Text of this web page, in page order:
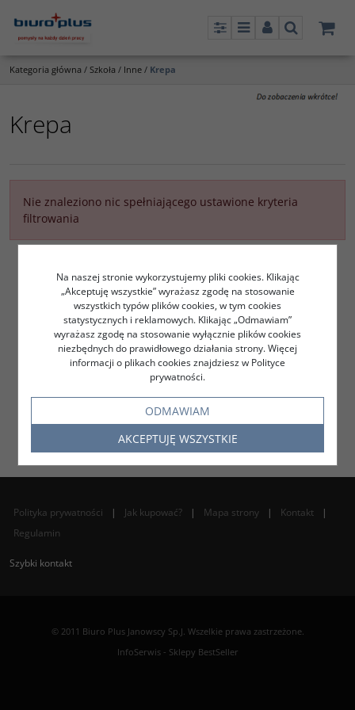
PanelMenuPanelSzukaj
Kategoria główna / Szkoła / Inne / Krepa
Krepa
Nie znaleziono nic spełniającego ustawione kryteria
filtrowania
Polityka prywatności | Jak kupować? | Mapa strony | Kontakt
|
Regulamin
Szybki kontakt
© 2011 Biuro Plus Janowscy Sp.J. Wszelkie prawa zastrzeżone.
InfoSerwis- Sklepy BestSeller
Na naszej stronie wykorzystujemy pliki cookies. Klikając
„Akceptuję wszystkie” wyrażasz zgodę na stosowanie
wszystkich typów plików cookies, w tym cookies
statystycznych i reklamowych. Klikając „Odmawiam”
wyrażasz zgodę na stosowanie wyłącznie plików cookies
niezbędnych do prawidłowego działania strony. Więcej
informacji o plikach cookies znajdziesz w Polityce
prywatności.
ODMAWIAM
AKCEPTUJĘ WSZYSTKIE